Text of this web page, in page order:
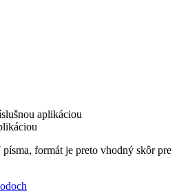
aplikáciou
formát je preto vhodný skôr pre